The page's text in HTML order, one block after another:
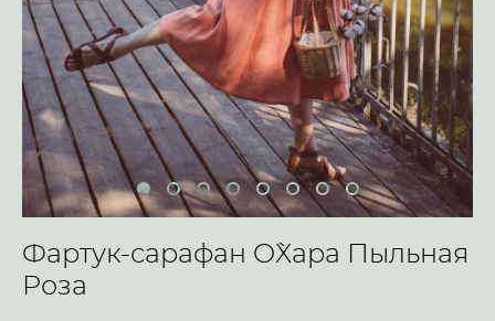
Фартук-сарафан O`Хара Пыльная
Роза